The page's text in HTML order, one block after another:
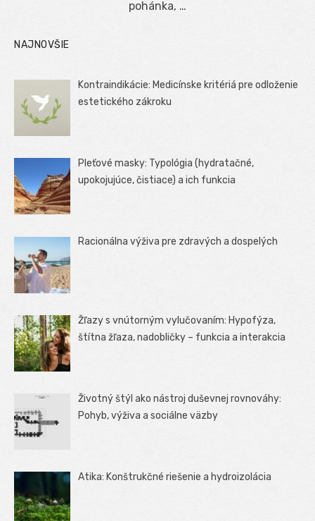
pohánka, …
NAJNOVŠIE
Kontraindikácie: Medicínske kritériá pre odloženie
estetického zákroku
Pleťové masky: Typológia (hydratačné,
upokojujúce, čistiace) a ich funkcia
Racionálna výživa pre zdravých a dospelých
Žľazy s vnútorným vylučovaním: Hypofýza,
štítna žľaza, nadobličky – funkcia a interakcia
Životný štýl ako nástroj duševnej rovnováhy:
Pohyb, výživa a sociálne väzby
Atika: Konštrukčné riešenie a hydroizolácia